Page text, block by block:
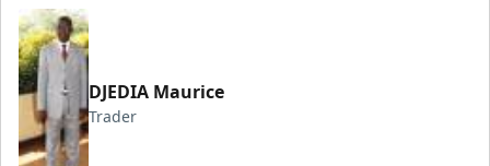
DJEDIA Maurice
Trader